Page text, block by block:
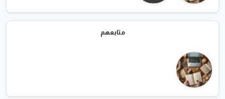
متابعهم